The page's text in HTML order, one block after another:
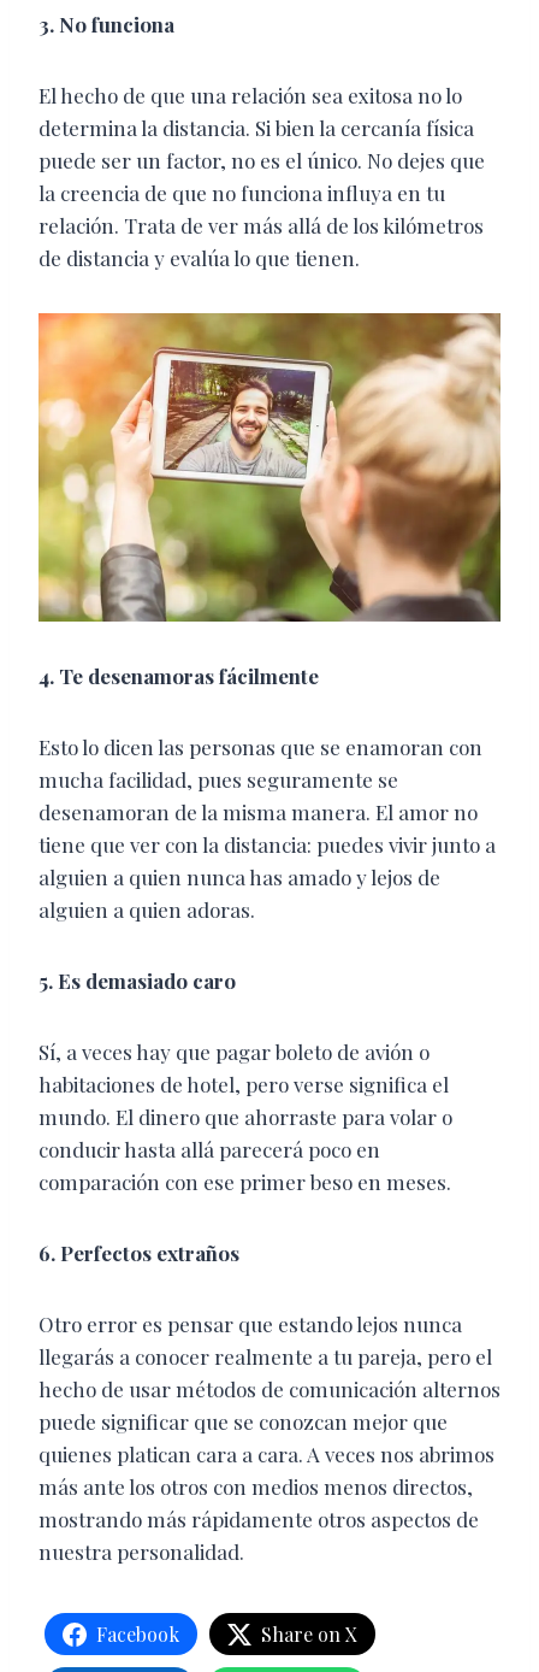
3. No funciona
El hecho de que una relación sea exitosa no lo
determina la distancia. Si bien la cercanía física
puede ser un factor, no es el único. No dejes que
la creencia de que no funciona influya en tu
relación. Trata de ver más allá de los kilómetros
de distancia y evalúa lo que tienen.
4. Te desenamoras fácilmente
Esto lo dicen las personas que se enamoran con
mucha facilidad, pues seguramente se
desenamoran de la misma manera. El amor no
tiene que ver con la distancia: puedes vivir junto a
alguien a quien nunca has amado y lejos de
alguien a quien adoras.
5. Es demasiado caro
Sí, a veces hay que pagar boleto de avión o
habitaciones de hotel, pero verse significa el
mundo. El dinero que ahorraste para volar o
conducir hasta allá parecerá poco en
comparación con ese primer beso en meses.
6. Perfectos extraños
Otro error es pensar que estando lejos nunca
llegarás a conocer realmente a tu pareja, pero el
hecho de usar métodos de comunicación alternos
puede significar que se conozcan mejor que
quienes platican cara a cara. A veces nos abrimos
más ante los otros con medios menos directos,
mostrando más rápidamente otros aspectos de
nuestra personalidad.
Facebook Share on X